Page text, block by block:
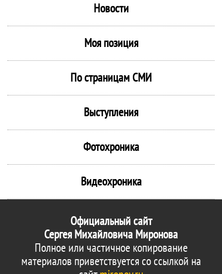
Новости
Моя позиция
По страницам СМИ
Выступления
Фотохроника
Видеохроника
Официальный сайт
Сергея Михайловича Миронова
Полное или частичное копирование
материалов приветствуется со ссылкой на